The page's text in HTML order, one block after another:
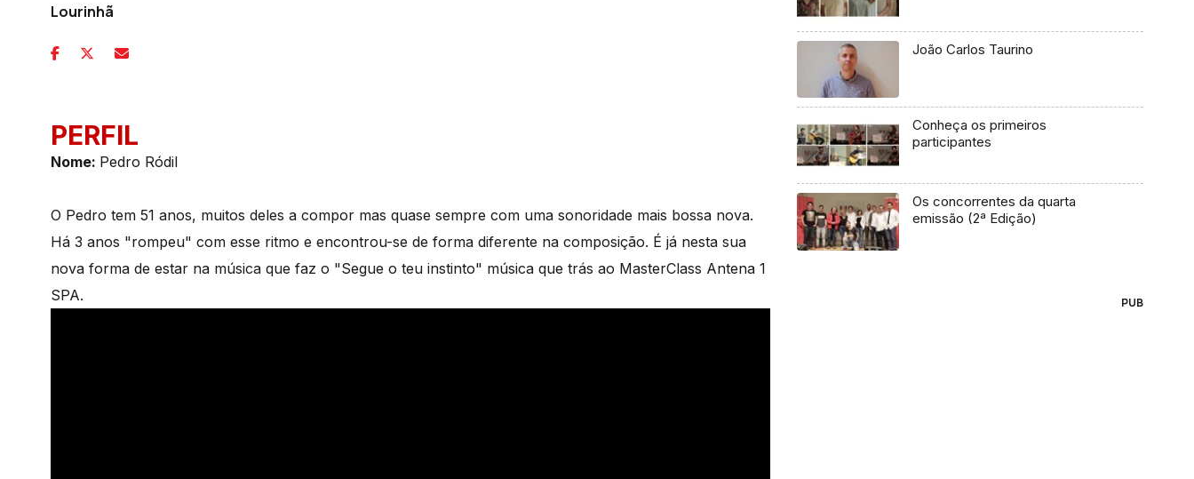
Lourinhã
PERFIL
Nome: Pedro Ródil
O Pedro tem 51 anos, muitos deles a compor mas quase sempre com uma sonoridade mais bossa nova.
Há 3 anos "rompeu" com esse ritmo e encontrou-se de forma diferente na composição. É já nesta sua
nova forma de estar na música que faz o "Segue o teu instinto" música que trás ao MasterClass Antena 1
SPA.
João Carlos Taurino
Conheça os primeiros
participantes
Os concorrentes da quarta
emissão (2ª Edição)
PUB